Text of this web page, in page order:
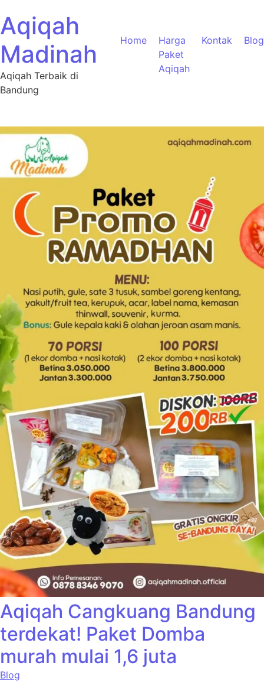
Aqiqah
Madinah
Aqiqah Terbaik di
Bandung
Home
Harga
Paket
Aqiqah
Kontak Blog
Aqiqah Cangkuang Bandung
terdekat! Paket Domba
murah mulai 1,6 juta
Blog